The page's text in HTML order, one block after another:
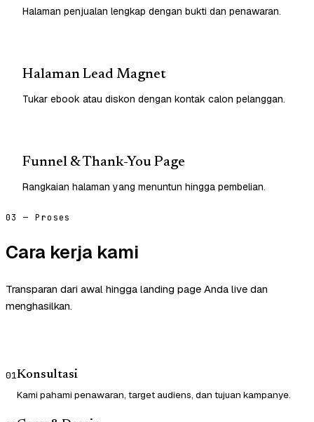
Halaman penjualan lengkap dengan bukti dan penawaran.
Halaman Lead Magnet
Tukar ebook atau diskon dengan kontak calon pelanggan.
Funnel & Thank-You Page
Rangkaian halaman yang menuntun hingga pembelian.
03 — Proses
Cara kerja kami
Transparan dari awal hingga landing page Anda live dan
menghasilkan.
01Konsultasi
Kami pahami penawaran, target audiens, dan tujuan kampanye.